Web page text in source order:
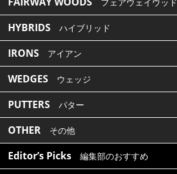
フェアウェイウッド
HYBRIDS ハイブリッド
IRONS アイアン
WEDGES ウェッジ
PUTTERS パター
OTHER その他
Editor’s Picks 編集部のおすすめ